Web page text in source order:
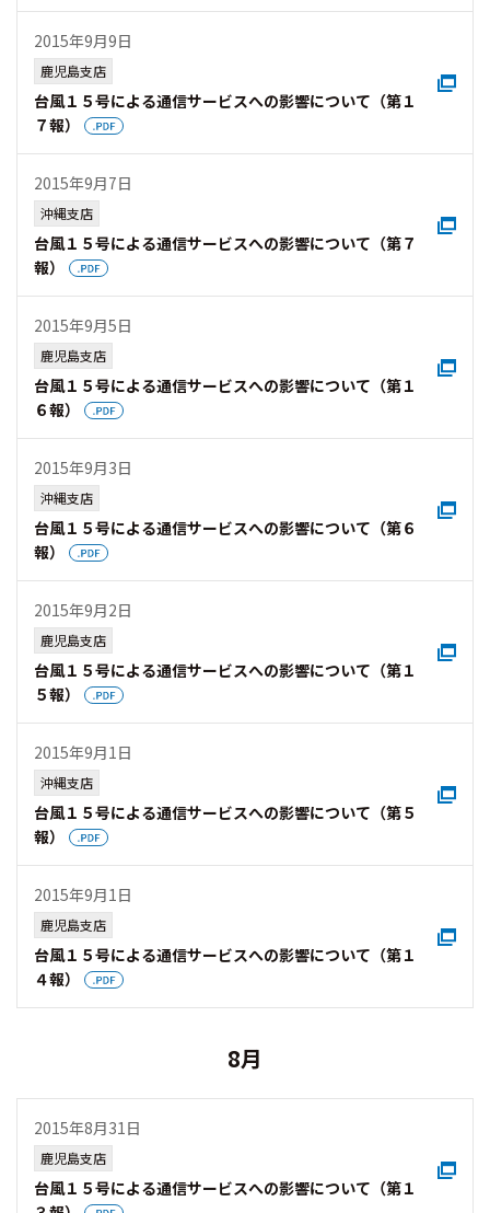
2015年9月9日
鹿児島支店
台風１５号による通信サービスへの影響について（第１
７報）
2015年9月7日
沖縄支店
台風１５号による通信サービスへの影響について（第７
報）
2015年9月5日
鹿児島支店
台風１５号による通信サービスへの影響について（第１
６報）
2015年9月3日
沖縄支店
台風１５号による通信サービスへの影響について（第６
報）
2015年9月2日
鹿児島支店
台風１５号による通信サービスへの影響について（第１
５報）
2015年9月1日
沖縄支店
台風１５号による通信サービスへの影響について（第５
報）
2015年9月1日
鹿児島支店
台風１５号による通信サービスへの影響について（第１
４報）
8月
2015年8月31日
鹿児島支店
台風１５号による通信サービスへの影響について（第１